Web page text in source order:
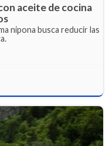
aceite de cocina
nipona busca reducir las